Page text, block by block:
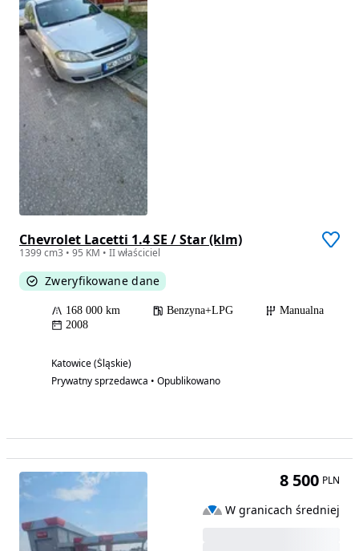
Chevrolet Lacetti 1.4 SE / Star (klm)
1399 cm3 • 95 KM • II właściciel
Zweryfikowane dane
168 000 km Benzyna+LPG
Manualna
2008
Katowice (Śląskie)
Prywatny sprzedawca • Opublikowano
8 500 PLN
W granicach średniej